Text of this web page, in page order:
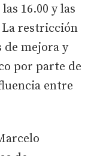
16.00 y las
La restricción
de mejora y
por parte de
entre